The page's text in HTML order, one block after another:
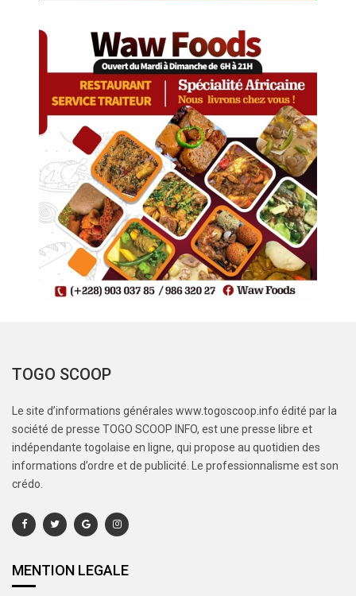
TOGO SCOOP
Le site d’informations générales www.togoscoop.info édité par la
société de presse TOGO SCOOP INFO, est une presse libre et
indépendante togolaise en ligne, qui propose au quotidien des
informations d’ordre et de publicité. Le professionnalisme est son
crédo.
MENTION LEGALE